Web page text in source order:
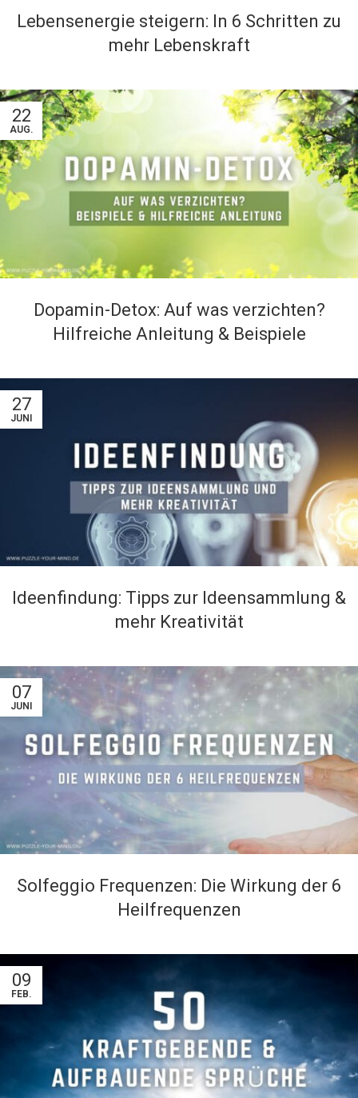
Lebensenergie steigern: In 6 Schritten zu
mehr Lebenskraft
22
AUG.
Dopamin-Detox: Auf was verzichten?
Hilfreiche Anleitung & Beispiele
27
JUNI
Ideenfindung: Tipps zur Ideensammlung &
mehr Kreativität
07
JUNI
Solfeggio Frequenzen: Die Wirkung der 6
Heilfrequenzen
09
FEB.